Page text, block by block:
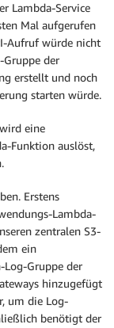
Lambda-Service
Mal aufgerufen
Aufruf würde nicht
Gruppe der
erstellt und noch
starten würde.
eine
Funktion auslöst,
Erstens
Lambda-
zentralen S3-
ein
Gruppe der
hinzugefügt
um die Log-
benötigt der